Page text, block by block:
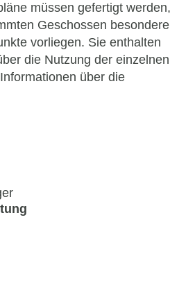
müssen gefertigt werden,
Geschossen besondere
vorliegen. Sie enthalten
die Nutzung der einzelnen
über die